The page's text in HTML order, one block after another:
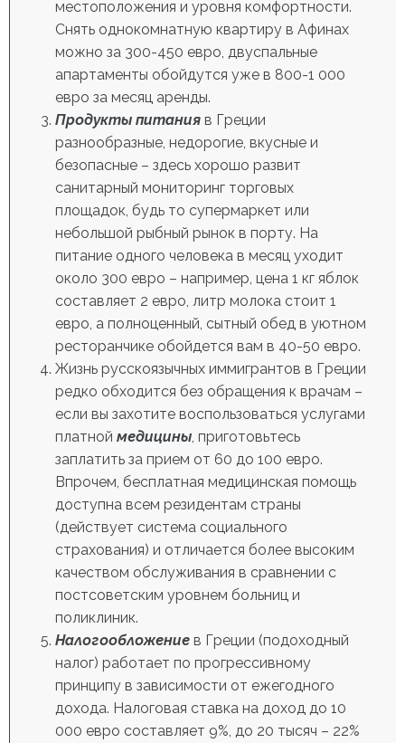
местоположения и уровня комфортности.
Снять однокомнатную квартиру в Афинах
можно за 300-450 евро, двуспальные
апартаменты обойдутся уже в 800-1 000
евро за месяц аренды.
Продукты питания в Греции
разнообразные, недорогие, вкусные и
безопасные – здесь хорошо развит
санитарный мониторинг торговых
площадок, будь то супермаркет или
небольшой рыбный рынок в порту. На
питание одного человека в месяц уходит
около 300 евро – например, цена 1 кг яблок
составляет 2 евро, литр молока стоит 1
евро, а полноценный, сытный обед в уютном
ресторанчике обойдется вам в 40-50 евро.
Жизнь русскоязычных иммигрантов в Греции
редко обходится без обращения к врачам –
если вы захотите воспользоваться услугами
платной медицины , приготовьтесь
заплатить за прием от 60 до 100 евро.
Впрочем, бесплатная медицинская помощь
доступна всем резидентам страны
(действует система социального
страхования) и отличается более высоким
качеством обслуживания в сравнении с
постсоветским уровнем больниц и
поликлиник.
Налогообложение в Греции (подоходный
налог) работает по прогрессивному
принципу в зависимости от ежегодного
дохода. Налоговая ставка на доход до 10
000 евро составляет 9%, до 20 тысяч – 22%